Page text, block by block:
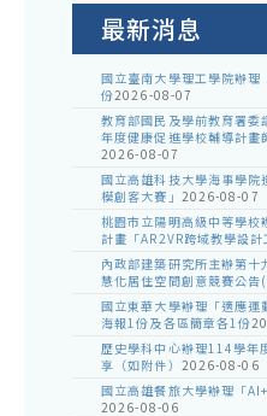
最新消息
國立臺南大學理工學院辦
份2026-08-07
教育部國民及學前教育署
年度健康促進學校輔導計
2026-08-07
國立高雄科技大學海事學
模創客大賽」 2026-08-07
桃園市立陽明高級中等學
計畫「AR2VR跨域教學設計
內政部建築研究所主辦第
慧化居住空間創意競賽公
國立東華大學辦理「適應運
海報1份及各區簡章各1份
歷史學科中心辦理114學年
享（如附件） 2026-08-06
國立高雄餐旅大學辦理「
2026-08-06